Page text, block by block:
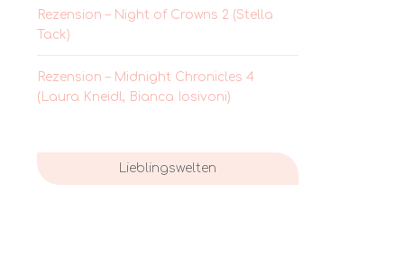
Rezension – Night of Crowns 2 (Stella
Tack)
Rezension – Midnight Chronicles 4
(Laura Kneidl, Bianca Iosivoni)
Lieblingswelten